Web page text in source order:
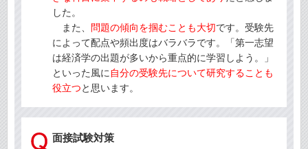
した。
また、
問題の傾向を掴むことも大切です。受験先
によって配点や頻出度はバラバラです。「第一志望
は経済学の出題が多いから重点的に学習しよう。」
といった風に 自分の受験先について研究することも
役立つと思います。
面接試験対策